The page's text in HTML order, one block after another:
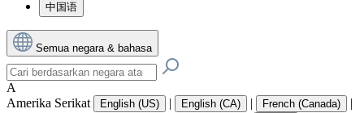
中国语
Semua negara & bahasa
A
Amerika Serikat
English (US) | English (CA) | French (Canada) |